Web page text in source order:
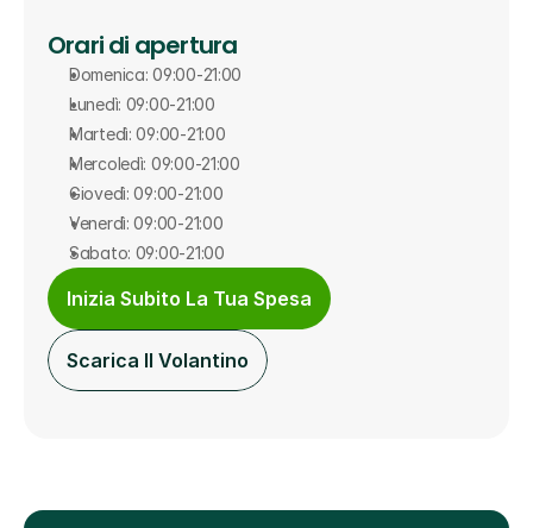
Orari di apertura
Domenica: 09:00-21:00
Lunedì: 09:00-21:00
Martedì: 09:00-21:00
Mercoledì: 09:00-21:00
Giovedì: 09:00-21:00
Venerdì: 09:00-21:00
Sabato: 09:00-21:00
Inizia Subito La Tua Spesa
Scarica Il Volantino